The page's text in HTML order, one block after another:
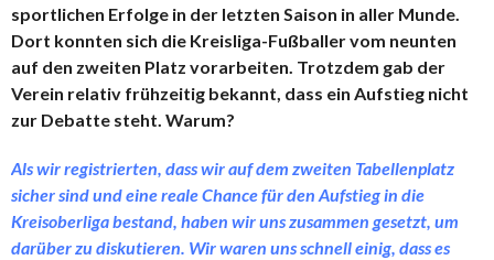
sportlichen Erfolge in der letzten Saison in aller Munde.
Dort konnten sich die Kreisliga-Fußballer vom neunten
auf den zweiten Platz vorarbeiten. Trotzdem gab der
Verein relativ frühzeitig bekannt, dass ein Aufstieg nicht
zur Debatte steht. Warum?
Als wir registrierten, dass wir auf dem zweiten Tabellenplatz
sicher sind und eine reale Chance für den Aufstieg in die
Kreisoberliga bestand, haben wir uns zusammen gesetzt, um
darüber zu diskutieren. Wir waren uns schnell einig, dass es